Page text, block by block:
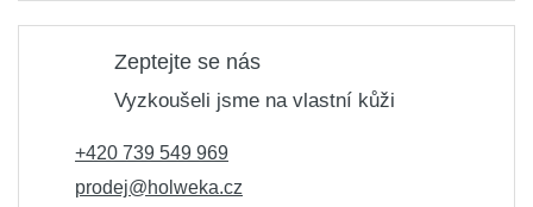
Zeptejte se nás
Vyzkoušeli jsme na vlastní kůži
+420 739 549 969
prodej@holweka.cz